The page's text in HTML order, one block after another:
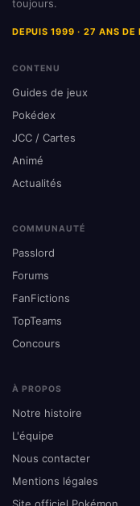
toujours.
DEPUIS 1999 · 27 ANS DE
CONTENU
Guides de jeux
Pokédex
JCC / Cartes
Animé
Actualités
COMMUNAUTÉ
Passlord
Forums
FanFictions
TopTeams
Concours
À PROPOS
Notre histoire
L'équipe
Nous contacter
Mentions légales